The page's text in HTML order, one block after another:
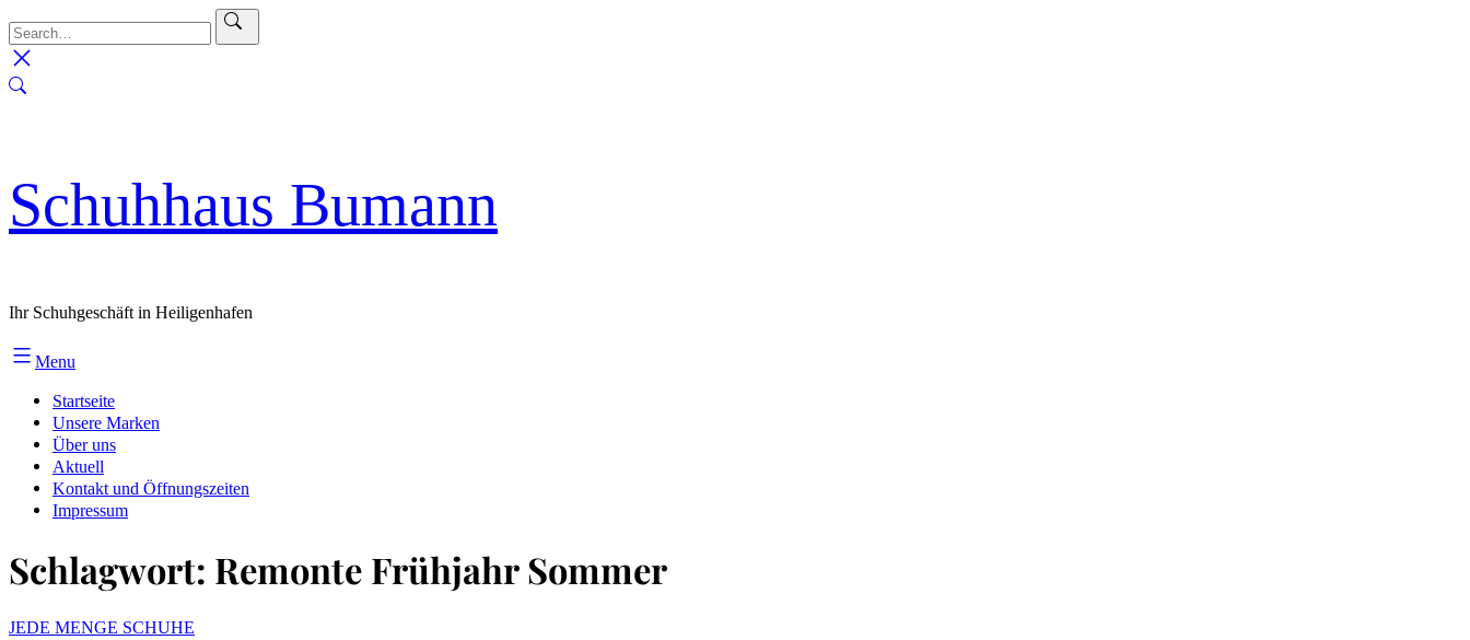
Skip
to
content
Schuhhaus Bumann
Ihr Schuhgeschäft in Heiligenhafen
Menu
Startseite
Unsere Marken
Über uns
Aktuell
Kontakt und Öffnungszeiten
Impressum
Schlagwort: Remonte Frühjahr Sommer
JEDE MENGE SCHUHE